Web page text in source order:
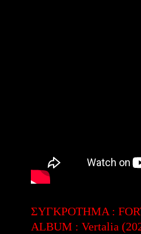
ΣΥΓΚΡΟΤΗΜΑ :
ALBUM : Vertalia